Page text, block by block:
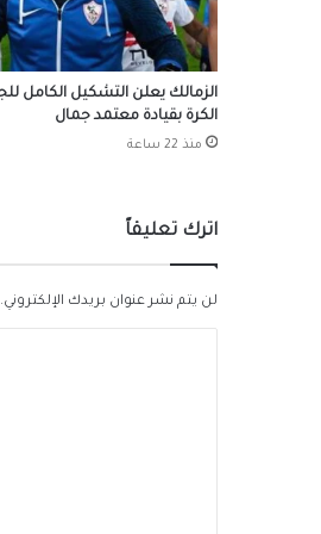
الزمالك يعلن التشكيل الكامل
الكرة بقيادة معتمد جمال
منذ 22 ساعة
اترك تعليقاً
لن يتم نشر عنوان بريدك الإلكتروني.